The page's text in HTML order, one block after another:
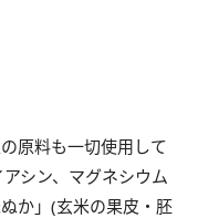
原料も一切使用して
シン、マグネシウム
か」(玄米の果皮・胚